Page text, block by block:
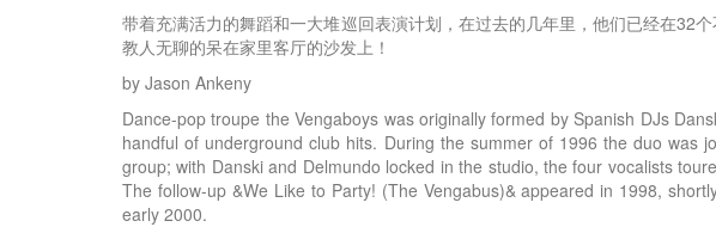
带着充满活力的舞蹈和一大堆巡回表演计划，在过去的几年里，他们已经在32
教人无聊的呆在家里客厅的沙发上！
by Jason Ankeny
Dance-pop troupe the Vengaboys was originally formed by Spanish DJs
handful of underground club hits. During the summer of 1996 the duo was
group; with Danski and Delmundo locked in the studio, the four vocalists
The follow-up &We Like to Party! (The Vengabus)& appeared in 1998,
early 2000.